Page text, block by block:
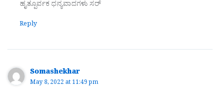
ಹೃತ್ಪೂರ್ವಕ ಧನ್ಯವಾದಗಳು ಸರ್
Reply
Somashekhar
May 8, 2022 at 11:49 pm